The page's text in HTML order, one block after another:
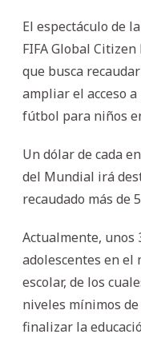
El espectáculo de
FIFA Global
que busca
ampliar el acceso
fútbol para niños
Un dólar de cada
del Mundial irá
recaudado más de
Actualmente, unos
adolescentes en el
escolar, de los
niveles mínimos
finalizar la